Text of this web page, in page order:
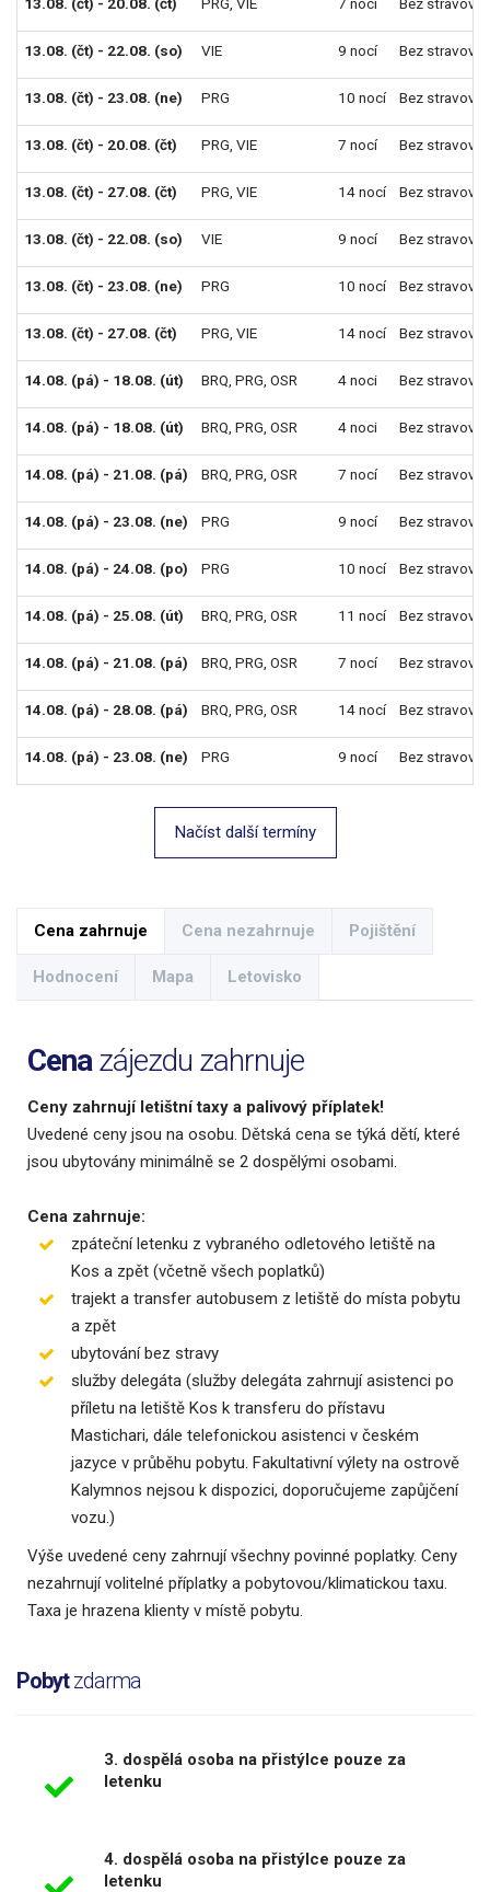
13.08. (čt) - 22.08. (so) VIE 9 nocí Bez
13.08. (čt) - 23.08. (ne) PRG 10 nocí Bez
13.08. (čt) - 20.08. (čt) PRG VIE 7 nocí Bez
13.08. (čt) - 27.08. (čt) PRG VIE 14 nocí Bez
13.08. (čt) - 22.08. (so) VIE 9 nocí Bez
13.08. (čt) - 23.08. (ne) PRG 10 nocí Bez
13.08. (čt) - 27.08. (čt) PRG VIE 14 nocí Bez
14.08. (pá) - 18.08. (út) BRQ PRG OSR 4 noci Bez
14.08. (pá) - 18.08. (út) BRQ PRG OSR 4 noci Bez
14.08. (pá) - 21.08. (pá) BRQ PRG OSR 7 nocí Bez
14.08. (pá) - 23.08. (ne) PRG 9 nocí Bez
14.08. (pá) - 24.08. (po) PRG 10 nocí Bez
14.08. (pá) - 25.08. (út) BRQ PRG OSR 11 nocí Bez
14.08. (pá) - 21.08. (pá) BRQ PRG OSR 7 nocí Bez
14.08. (pá) - 28.08. (pá) BRQ PRG OSR 14 nocí Bez
14.08. (pá) - 23.08. (ne) PRG 9 nocí Bez
Načíst další termíny
Cena zahrnuje Cena nezahrnuje Pojištění
Hodnocení Mapa Letovisko
Cenazájezdu zahrnuje
Ceny zahrnují letištní taxy a palivový příplatek!
Uvedené ceny jsou na osobu. Dětská cena se týká dětí, které
jsou ubytovány minimálně se 2 dospělými osobami.
Cena zahrnuje:
zpáteční letenku z vybraného odletového letiště na
Kos a zpět (včetně všech poplatků)
trajekt a transfer autobusem z letiště do místa pobytu
a zpět
ubytování bez stravy
služby delegáta (služby delegáta zahrnují asistenci po
příletu na letiště Kos k transferu do přístavu
Mastichari, dále telefonickou asistenci v českém
jazyce v průběhu pobytu. Fakultativní výlety na ostrově
Kalymnos nejsou k dispozici, doporučujeme zapůjčení
vozu.)
Výše uvedené ceny zahrnují všechny povinné poplatky. Ceny
nezahrnují volitelné příplatky a pobytovou/klimatickou taxu.
Taxa je hrazena klienty v místě pobytu.
Pobytzdarma
3. dospělá osoba na přistýlce pouze za
letenku
4. dospělá osoba na přistýlce pouze za
letenku